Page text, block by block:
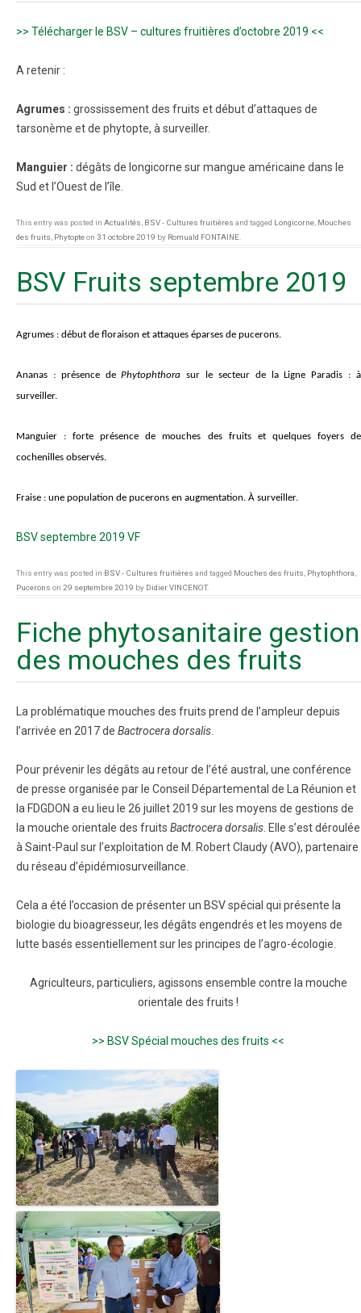
>> Télécharger le BSV – cultures fruitières d’octobre 2019 <<
A retenir :
Agrumes : grossissement des fruits et début d’attaques de
tarsonème et de phytopte, à surveiller.
Manguier : dégâts de longicorne sur mangue américaine dans le
Sud et l’Ouest de l’île.
This entry was posted in Actualités BSV - Cultures fruitières and tagged Longicorne Mouches
des fruits Phytopteon 31 octobre 2019 by Romuald FONTAINE
BSV Fruits septembre 2019
Agrumes : début de floraison et attaques éparses de pucerons.
Ananas :présence dePhytophthora
sur le secteur de la Ligne Paradis : à
surveiller.
Manguier : forte présence de mouches des fruits et quelques foyers de
cochenilles observés.
Fraise : une population de pucerons en augmentation. À surveiller.
BSV septembre 2019 VF
This entry was posted in BSV - Cultures fruitières and tagged Mouches des fruits Phytophthora
Pucerons on 29 septembre 2019 by Didier VINCENOT.
Fiche phytosanitaire gestion
des mouches des fruits
La problématique mouches des fruits prend de l’ampleur depuis
l’arrivée en 2017 de Bactrocera dorsalis
Pour prévenir les dégâts au retour de l’été austral, une conférence
de presse organisée par le Conseil Départemental de La Réunion et
la FDGDON a eu lieu le 26 juillet 2019 sur les moyens de gestions de
la mouche orientale des fruits Bactrocera dorsalis . Elle s’est déroulée
à Saint-Paul sur l’exploitation de M. Robert Claudy (AVO), partenaire
du réseau d’épidémiosurveillance.
Cela a été l’occasion de présenter un BSV spécial qui présente la
biologie du bioagresseur, les dégâts engendrés et les moyens de
lutte basés essentiellement sur les principes de l’agro-écologie.
Agriculteurs, particuliers, agissons ensemble contre la mouche
orientale des fruits !
>> BSV Spécial mouches des fruits <<